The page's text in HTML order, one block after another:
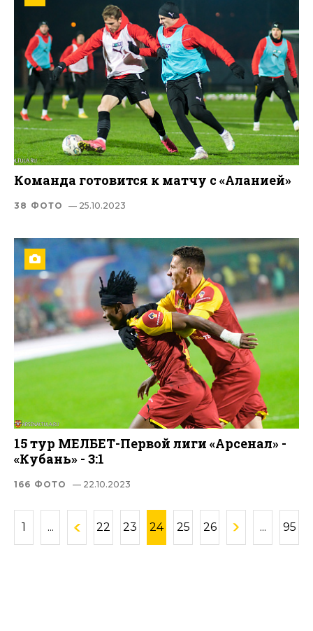
Команда готовится к матчу с «Аланией»
38 ФОТО — 25.10.2023
15 тур МЕЛБЕТ-Первой лиги «Арсенал» -
«Кубань» - 3:1
166 ФОТО — 22.10.2023
1 ... 22 23 24 25 26 ... 95